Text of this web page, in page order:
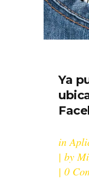
Ya
in
by
0